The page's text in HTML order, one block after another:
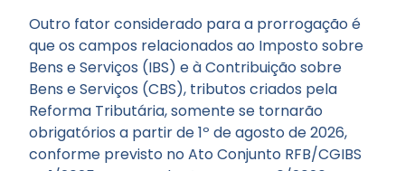
Outro fator considerado para a prorrogação é
que os campos relacionados ao Imposto sobre
Bens e Serviços (IBS) e à Contribuição sobre
Bens e Serviços (CBS), tributos criados pela
Reforma Tributária, somente se tornarão
obrigatórios a partir de 1º de agosto de 2026,
conforme previsto no Ato Conjunto RFB/CGIBS